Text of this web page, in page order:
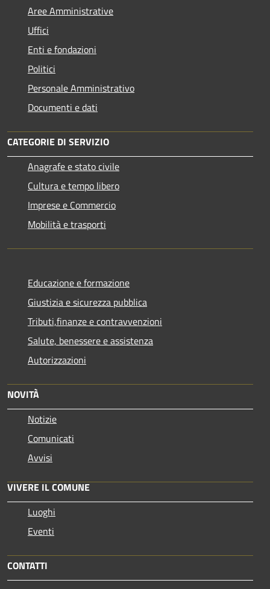
Aree Amministrative
Uffici
Enti e fondazioni
Politici
Personale Amministrativo
Documenti e dati
CATEGORIE DI SERVIZIO
Anagrafe e stato civile
Cultura e tempo libero
Imprese e Commercio
Mobilità e trasporti
Educazione e formazione
Giustizia e sicurezza pubblica
Tributi,finanze e contravvenzioni
Salute, benessere e assistenza
Autorizzazioni
NOVITÀ
Notizie
Comunicati
Avvisi
VIVERE IL COMUNE
Luoghi
Eventi
CONTATTI